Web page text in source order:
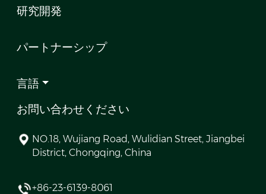
研究開発
パートナーシップ
言語
お問い合わせください
NO.18, Wujiang Road, Wulidian Street, Jiangbei
District, Chongqing, China
+86-23-6139-8061